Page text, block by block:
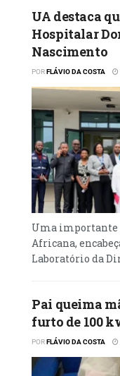
UA destaca
Hospitalar
Nascimento
POR FLÁVIO DA COSTA
Uma importante
Africana,
Laboratório da
Pai queima
furto de 100
POR FLÁVIO DA COSTA